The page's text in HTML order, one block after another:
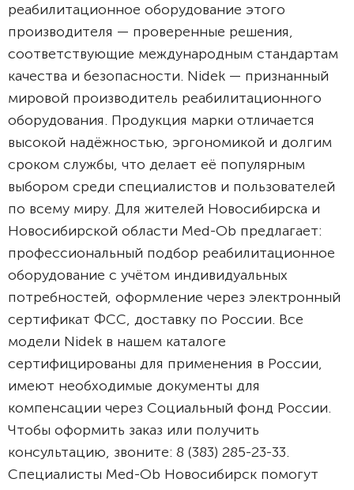
реабилитационное оборудование этого
производителя — проверенные решения,
соответствующие международным стандартам
качества и безопасности. Nidek — признанный
мировой производитель реабилитационного
оборудования. Продукция марки отличается
высокой надёжностью, эргономикой и долгим
сроком службы, что делает её популярным
выбором среди специалистов и пользователей
по всему миру. Для жителей Новосибирска и
Новосибирской области Med-Ob предлагает:
профессиональный подбор реабилитационное
оборудование с учётом индивидуальных
потребностей, оформление через электронный
сертификат ФСС, доставку по России. Все
модели Nidek в нашем каталоге
сертифицированы для применения в России,
имеют необходимые документы для
компенсации через Социальный фонд России.
Чтобы оформить заказ или получить
консультацию, звоните: 8 (383) 285-23-33.
Специалисты Med-Ob Новосибирск помогут